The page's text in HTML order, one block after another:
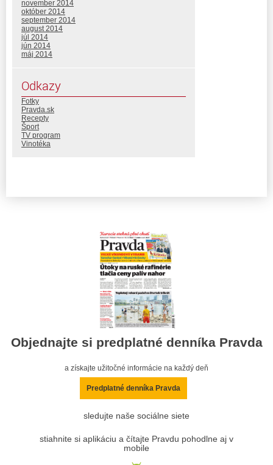
november 2014
október 2014
september 2014
august 2014
júl 2014
jún 2014
máj 2014
Odkazy
Fotky
Pravda.sk
Recepty
Šport
TV program
Vinotéka
Objednajte si predplatné denníka Pravda
a získajte užitočné informácie na každý deň
Predplatné denníka Pravda
sledujte naše sociálne siete
stiahnite si aplikáciu a čítajte Pravdu pohodlne aj v
mobile